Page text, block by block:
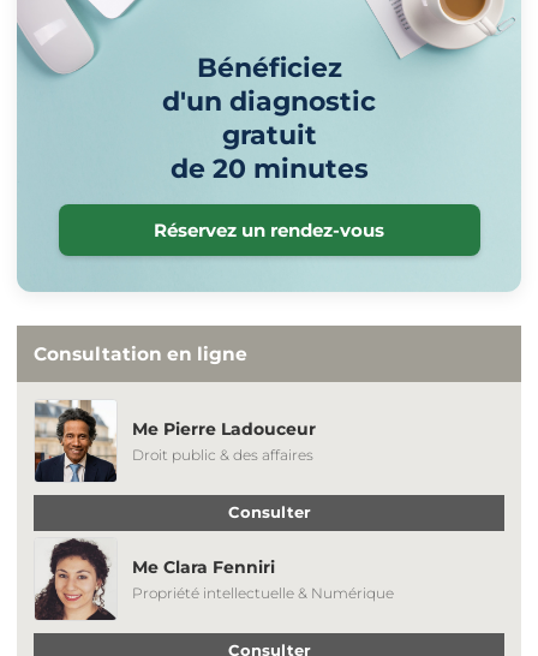
Bénéficiez
d'un diagnostic
gratuit
de 20 minutes
Réservez un rendez-vous
Consultation en ligne
Me Pierre Ladouceur
Droit public & des affaires
Consulter
Me Clara Fenniri
Propriété intellectuelle & Numérique
Consulter